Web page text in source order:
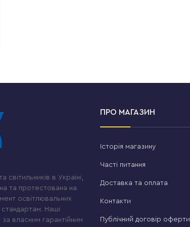
в Україні,
та протестована на
освітлювальних
Наші
за власним гарантійним
ПРО МАГАЗИН
Історія магазину
Часті питання
Доставка та оплата
Контакти
Публічний договір оферти